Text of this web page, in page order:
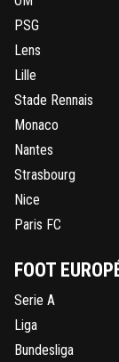
PSG
Lens
Lille
Stade Rennais
Monaco
Nantes
Strasbourg
Nice
Paris FC
FOOT
Serie A
Liga
Bundesliga